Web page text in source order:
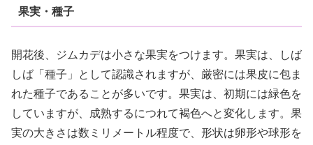
果実・種子
開花後、ジムカデは小さな果実をつけます。果実は、しば
しば「種子」として認識されますが、厳密には果皮に包ま
れた種子であることが多いです。果実は、初期には緑色を
していますが、成熟するにつれて褐色へと変化します。果
実の大きさは数ミリメートル程度で、形状は卵形や球形を